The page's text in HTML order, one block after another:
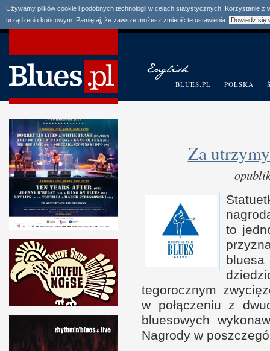
Używamy plików cookie i podobnych technologii w celach statystycznych. Korzystanie
urządzeniu końcowym. Pamiętaj, że zawsze możesz zmienić te ustawienia.
Dowiedz się
BLUES.PL POLSKA
Za
to
tegorocznym
w połączeniu z d
bluesowych
Nagrody w p